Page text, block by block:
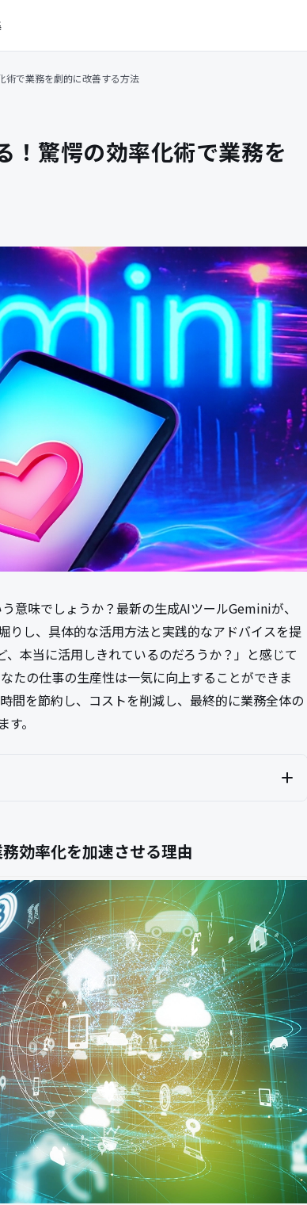
術で業務を劇的に改善する方法
驚愕の効率化術で業務を
意味でしょうか？最新の生成AIツールGeminiが、
りし、具体的な活用方法と実践的なアドバイスを提
本当に活用しきれているのだろうか？」と感じて
たの仕事の生産性は一気に向上することができま
間を節約し、コストを削減し、最終的に業務全体の
。
効率化を加速させる理由